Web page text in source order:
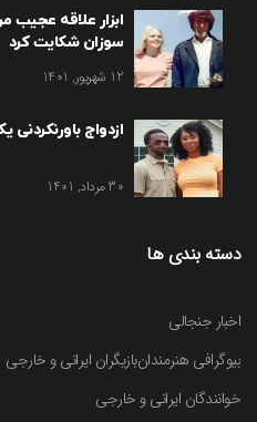
ابزار علاقه عجیب
سوزان شکایت کرد
12 شهریور, 1401
ازدواج
30 مرداد, 1401
دسته بندی ها
اخبار جنجالی
بیوگرافی هنرمندانبازیگران ایرانی و خارجی
خوانندگان ایرانی و خارجی